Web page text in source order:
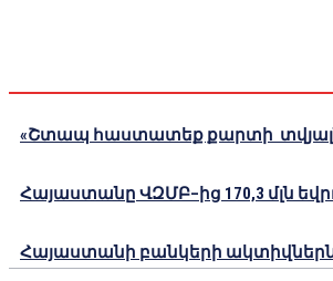
«Շտապ հաստատեք քարտի
Հայաստանը ՎԶՄԲ–ից 170,3 մլն
Հայաստանի բանկերի ակտիվներն